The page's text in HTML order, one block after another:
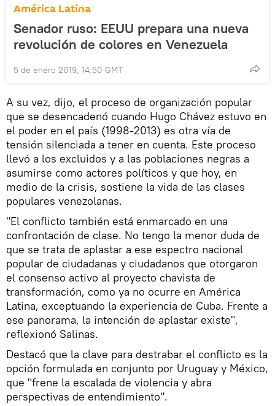
América Latina
Senador ruso: EEUU prepara una nueva
revolución de colores en Venezuela
5 de enero 2019, 14:50 GMT
A su vez, dijo, el proceso de organización popular
que se desencadenó cuando Hugo Chávez estuvo en
el poder en el país (1998-2013) es otra vía de
tensión silenciada a tener en cuenta. Este proceso
llevó a los excluidos y a las poblaciones negras a
asumirse como actores políticos y que hoy, en
medio de la crisis, sostiene la vida de las clases
populares venezolanas.
"El conflicto también está enmarcado en una
confrontación de clase. No tengo la menor duda de
que se trata de aplastar a ese espectro nacional
popular de ciudadanas y ciudadanos que otorgaron
el consenso activo al proyecto chavista de
transformación, como ya no ocurre en América
Latina, exceptuando la experiencia de Cuba. Frente a
ese panorama, la intención de aplastar existe",
reflexionó Salinas.
Destacó que la clave para destrabar el conflicto es la
opción formulada en conjunto por Uruguay y México,
que "frene la escalada de violencia y abra
perspectivas de entendimiento".